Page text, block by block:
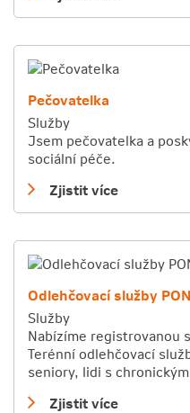
Pečovatelka
Služby
Jsem pečovatelka a
sociální péče.
Zjistit více
Odlehčovací služby
Služby
Nabízíme registrovanou
Terénní odlehčovací
seniory, lidi s
Zjistit více